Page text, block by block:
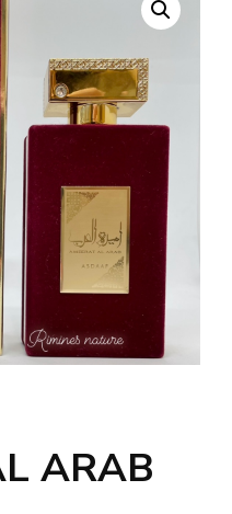
ARAB